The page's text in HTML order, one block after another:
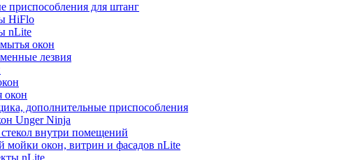
приспособления для штанг
HiFlo
nLite
окон
лезвия
окон
дополнительные приспособления
Unger Ninja
внутри помещений
мойки окон, витрин и фасадов nLite